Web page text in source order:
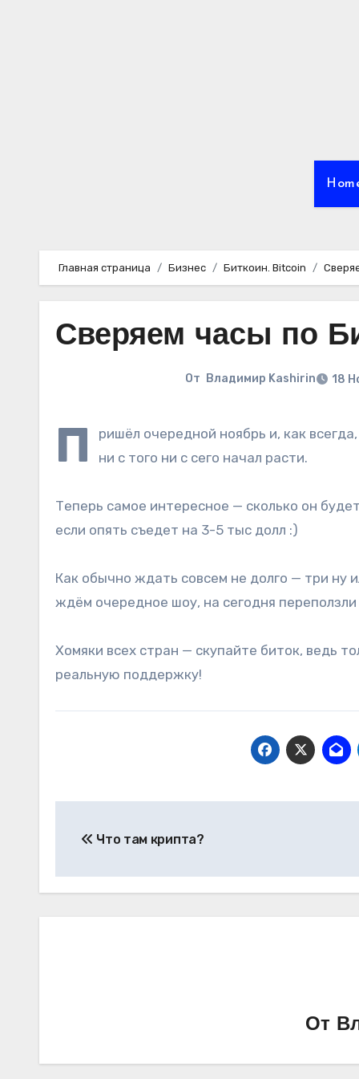
Главная страница Бизнес Биткоин. Bitcoin
Сверяем часы по
От Владимир Kashirin 18
П
ришёл очередной ноябрь и, как
ни с того ни с сего начал расти.
Теперь самое интересное — сколько он
если опять съедет на 3-5 тыс долл :)
Как обычно ждать совсем не долго — три ну
ждём очередное шоу, на сегодня
Хомяки всех стран — скупайте биток, ведь
реальную поддержку!
по
записям
Что там крипта?
От